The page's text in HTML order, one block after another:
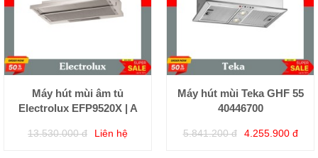
Máy hút mùi âm tủ
Electrolux EFP9520X | A
13.530.000 đ Liên hệ
Máy hút mùi Teka GHF 55
40446700
5.841.200 đ 4.255.900 đ